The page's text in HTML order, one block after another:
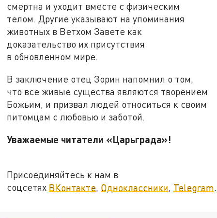
смертна и уходит вместе с физическим
телом. Другие указывают на упоминания
животных в Ветхом Завете как
доказательство их присутствия
в обновленном мире.
В заключение отец Зорин напомнил о том,
что все живые существа являются творением
Божьим, и призвал людей относиться к своим
питомцам с любовью и заботой.
Уважаемые читатели «Царьграда»!
Присоединяйтесь к нам в
соцсетях ВКонтакте, Одноклассники, Telegram.